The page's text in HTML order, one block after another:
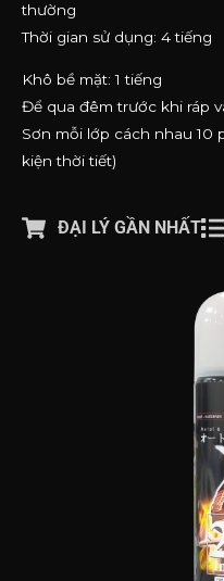
thường
Thời gian sử dụng: 4 tiếng
Khô bề mặt: 1 tiếng
Để qua đêm trước khi ráp
Sơn mỗi lớp cách nhau 10
kiện thời tiết)
ĐẠI LÝ GẦN NHẤT